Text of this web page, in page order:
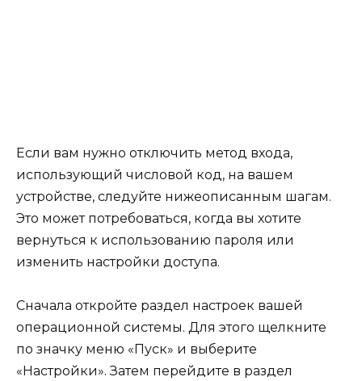
Если вам нужно отключить метод входа,
использующий числовой код, на вашем
устройстве, следуйте нижеописанным шагам.
Это может потребоваться, когда вы хотите
вернуться к использованию пароля или
изменить настройки доступа.
Сначала откройте раздел настроек вашей
операционной системы. Для этого щелкните
по значку меню «Пуск» и выберите
«Настройки». Затем перейдите в раздел